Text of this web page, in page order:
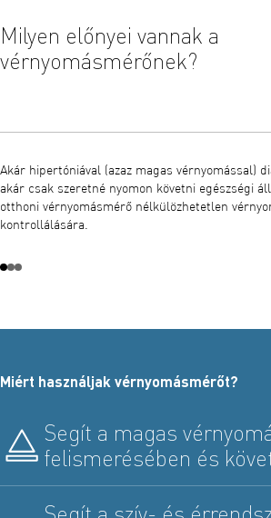
Milyen előnyei vannak a
vérnyomásmérőnek?
Akár hipertóniával (azaz magas vérnyomással)
akár csak szeretné nyomon követni egészségi
otthoni vérnyomásmérő nélkülözhetetlen
kontrollálására.
Miért használjak vérnyomásmérőt?
Segít a magas
felismerésében és